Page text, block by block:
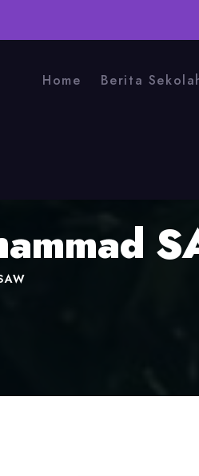
Home Berita